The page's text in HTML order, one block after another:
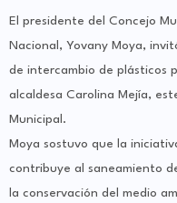
El presidente del Concejo
Nacional, Yovany Moya,
de intercambio de plásticos
alcaldesa Carolina Mejía,
Municipal.
Moya sostuvo que la
contribuye al saneamiento
la conservación del medio